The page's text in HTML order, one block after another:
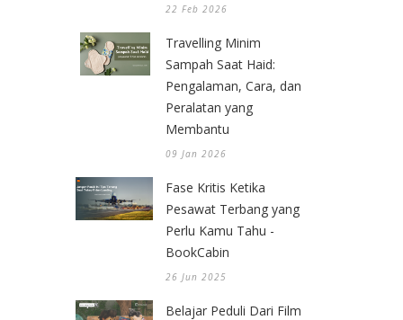
22 Feb 2026
Travelling Minim
Sampah Saat Haid:
Pengalaman, Cara, dan
Peralatan yang
Membantu
09 Jan 2026
Fase Kritis Ketika
Pesawat Terbang yang
Perlu Kamu Tahu -
BookCabin
26 Jun 2025
Belajar Peduli Dari Film